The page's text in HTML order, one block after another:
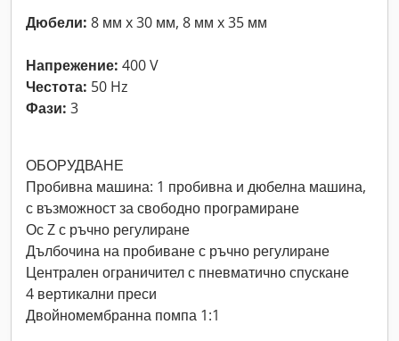
Дюбели: 8 мм x 30 мм, 8 мм x 35 мм
Напрежение: 400 V
Честота: 50 Hz
Фази: 3
ОБОРУДВАНЕ
Пробивна машина: 1 пробивна и дюбелна машина,
с възможност за свободно програмиране
Ос Z с ръчно регулиране
Дълбочина на пробиване с ръчно регулиране
Централен ограничител с пневматично спускане
4 вертикални преси
Двойномембранна помпа 1:1